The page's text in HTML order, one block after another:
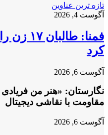
تازه ترین عناوین
آگوست 4, 2026
فمنا:
کرد
آگوست 6, 2026
نگارستان: «هنر من
مقاومت با نقاشی دیجیتال
آگوست 6, 2026